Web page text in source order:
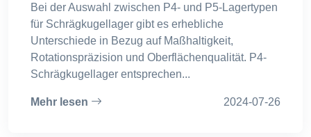
Bei der Auswahl zwischen P4- und P5-Lagertypen
für Schrägkugellager gibt es erhebliche
Unterschiede in Bezug auf Maßhaltigkeit,
Rotationspräzision und Oberflächenqualität. P4-
Schrägkugellager entsprechen...
Mehr lesen 2024-07-26